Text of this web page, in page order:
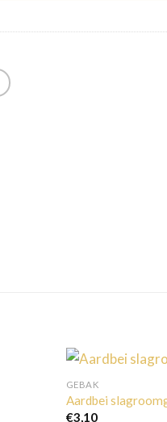
GEBAK
Aardbei
€3,10